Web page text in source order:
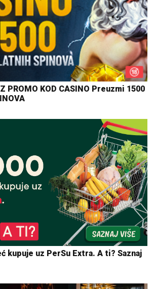
PROMO KOD CASINO Preuzmi 1500
kupuje uz PerSu Extra. A ti? Saznaj